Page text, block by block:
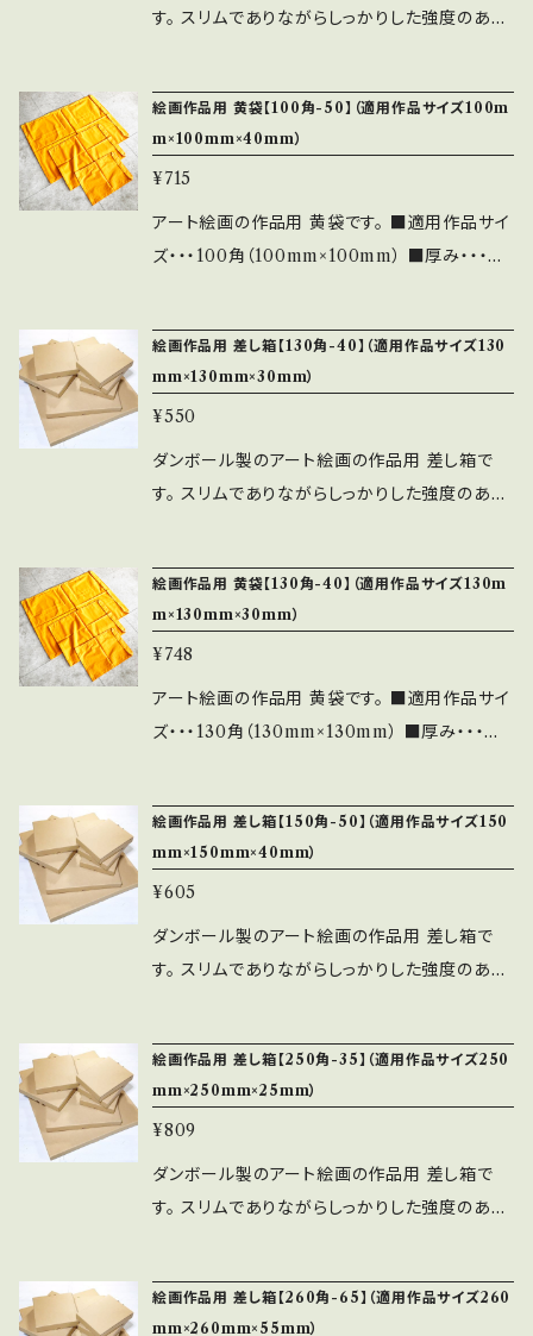
日が無い限り、早く完成しましたら前倒しで出荷
す。 スリムでありながらしっかりした強度のある
りません。 ■適用作品サイズ・・・100角（100m
m×100mm×40mm） ■内寸・・・120mm×120
mm×50mm ■納期・・・約7営業日以内（毎日の
注文締切は平日13:00。土日祝日は除く） ※ご
指定日が無い限り、早く完成しましたら前倒しで
絵画作品用 黄袋【100角-50】（適用作品サイズ100m
m×100mm×40mm）
¥715
アート絵画の作品用 黄袋です。 ■適用作品サイ
ズ・・・100角（100mm×100mm） ■厚み・・・作
期・・・約7営業日以内（毎日の注文締切は平日1
3:00。土日祝日は除く） ※ご指定
日が無い限り、早く完成しましたら前倒しで出荷
します。 ■発送・・・レターパック
（差し箱のご注文と同時の場合は同梱包可能で
わせからご指定ください。 その後にそのサイズの
商品ページを作らせていただきます。
絵画作品用 差し箱【130角-40】（適用作品サイズ130
mm×130mm×30mm）
¥550
ダンボール製のアート絵画の作品用 差し箱で
す。 スリムでありながらしっかりした強度のある
りません。 ■適用作品サイズ・・・130角（130m
m×130mm×30mm） ■内寸・・・150mm×150
mm×40mm ■納期・・・約7営業日以内（毎日の
注文締切は平日13:00。土日祝日は除く） ※ご
指定日が無い限り、早く完成しましたら前倒しで
絵画作品用 黄袋【130角-40】（適用作品サイズ130m
m×130mm×30mm）
¥748
アート絵画の作品用 黄袋です。 ■適用作品サイ
ズ・・・130角（130mm×130mm） ■厚み・・・作
期・・・約7営業日以内（毎日の注文締切は平日1
3:00。土日祝日は除く） ※ご指定
日が無い限り、早く完成しましたら前倒しで出荷
します。 ■発送・・・レターパック
（差し箱のご注文と同時の場合は同梱包可能で
わせからご指定ください。 その後にそのサイズの
商品ページを作らせていただきます。
絵画作品用 差し箱【150角-50】（適用作品サイズ150
mm×150mm×40mm）
¥605
ダンボール製のアート絵画の作品用 差し箱で
す。 スリムでありながらしっかりした強度のある
りません。 ■適用作品サイズ・・・150角（150m
m×150mm×40mm） ■内寸・・・170mm×170
mm×50mm ■納期・・・約7営業日以内（毎日の
注文締切は平日13:00。土日祝日は除く） ※ご
指定日が無い限り、早く完成しましたら前倒しで
絵画作品用 差し箱【250角-35】（適用作品サイズ250
mm×250mm×25mm）
¥809
ダンボール製のアート絵画の作品用 差し箱で
す。 スリムでありながらしっかりした強度のある
りません。 ■適用作品サイズ・・・250角（250m
絵画作品用 差し箱【260角-65】（適用作品サイズ260
mm×260mm×55mm）